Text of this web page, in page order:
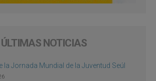
ÚLTIMAS NOTICIAS
la Jornada Mundial de la Juventud Seúl